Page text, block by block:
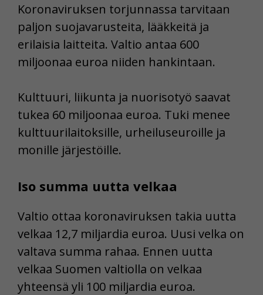
Koronaviruksen torjunnassa tarvitaan
paljon suojavarusteita, lääkkeitä ja
erilaisia laitteita. Valtio antaa 600
miljoonaa euroa niiden hankintaan.
Kulttuuri, liikunta ja nuorisotyö saavat
tukea 60 miljoonaa euroa. Tuki menee
kulttuurilaitoksille, urheiluseuroille ja
monille järjestöille.
Iso summa uutta velkaa
Valtio ottaa koronaviruksen takia uutta
velkaa 12,7 miljardia euroa. Uusi velka on
valtava summa rahaa. Ennen uutta
velkaa Suomen valtiolla on velkaa
yhteensä yli 100 miljardia euroa.